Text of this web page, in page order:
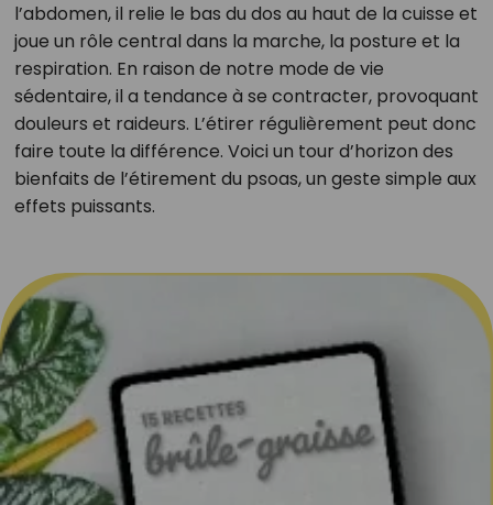
l’abdomen, il relie le bas du dos au haut de la cuisse et
joue un rôle central dans la marche, la posture et la
respiration. En raison de notre mode de vie
sédentaire, il a tendance à se contracter, provoquant
douleurs et raideurs. L’étirer régulièrement peut donc
faire toute la différence. Voici un tour d’horizon des
bienfaits de l’étirement du psoas, un geste simple aux
effets puissants.